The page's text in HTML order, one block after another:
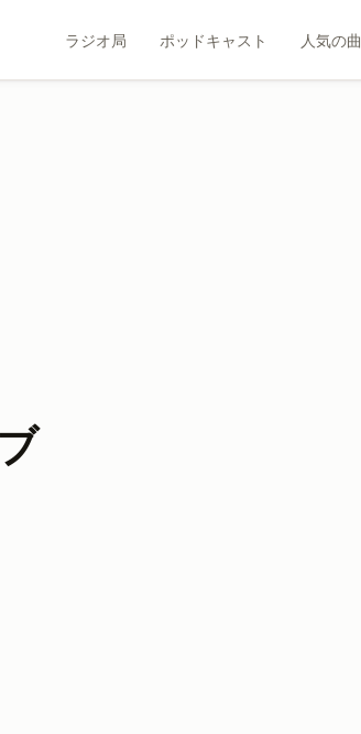
ラジオ局 ポッドキャスト 人気の曲